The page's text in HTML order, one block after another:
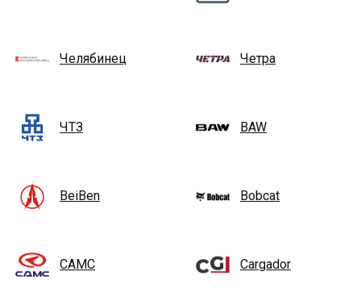
Челябинец Четра
ЧТЗ BAW
BeiBen Bobcat
CAMC Cargador